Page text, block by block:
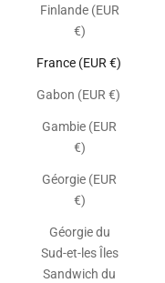
Finlande (EUR
€)
France (EUR €)
Gabon (EUR €)
Gambie (EUR
€)
Géorgie (EUR
€)
Géorgie du
Sud-et-les Îles
Sandwich du